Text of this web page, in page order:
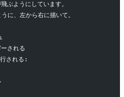
ぶようにしています。
に、左から右に描いて。
される
される: